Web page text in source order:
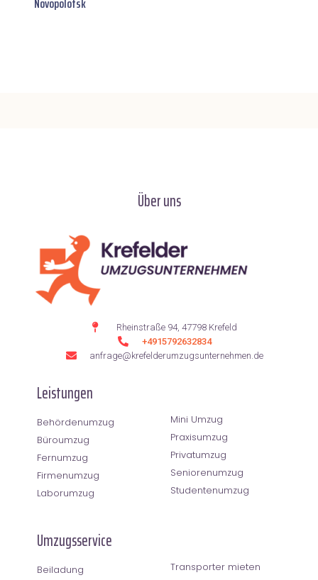
Über uns
Rheinstraße 94, 47798 Krefeld
+4915792632834
anfrage@krefelderumzugsunternehmen.de
Leistungen
Behördenumzug
Büroumzug
Fernumzug
Firmenumzug
Laborumzug
Mini Umzug
Praxisumzug
Privatumzug
Seniorenumzug
Studentenumzug
Umzugsservice
Beiladung
Transporter mieten